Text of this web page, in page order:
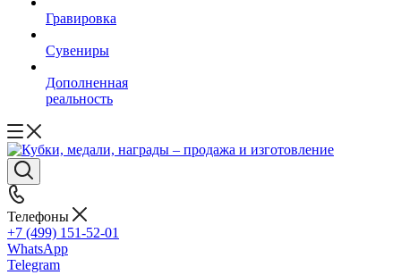
Гравировка
Сувениры
Дополненная
реальность
Телефоны
+7 (499) 151-52-01
WhatsApp
Telegram